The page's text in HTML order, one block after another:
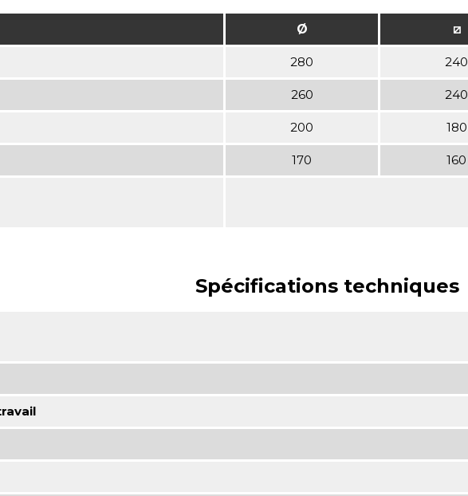
Ø ⧄
280 240
260 240
200 180
170 160
Spécifications techniques